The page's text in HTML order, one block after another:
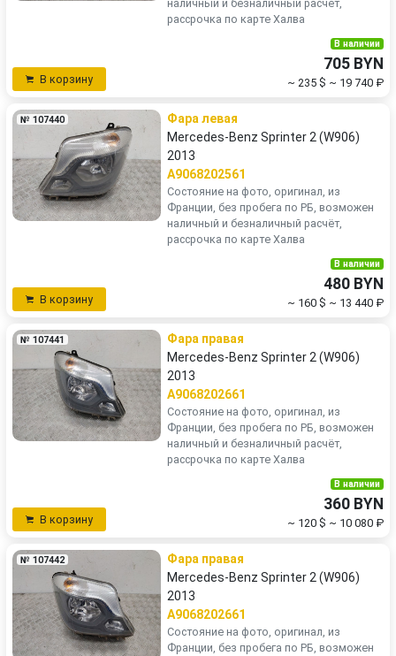
наличный и безналичный расчёт,
рассрочка по карте Халва
В корзину
В наличии
705 BYN
~ 235 $ ~ 19 740 ₽
№ 107440
Фара левая
Mercedes-Benz Sprinter 2 (W906)
2013
A9068202561
Состояние на фото, оригинал, из
Франции, без пробега по РБ, возможен
наличный и безналичный расчёт,
рассрочка по карте Халва
В корзину
В наличии
480 BYN
~ 160 $ ~ 13 440 ₽
№ 107441
Фара правая
Mercedes-Benz Sprinter 2 (W906)
2013
A9068202661
Состояние на фото, оригинал, из
Франции, без пробега по РБ, возможен
наличный и безналичный расчёт,
рассрочка по карте Халва
В корзину
В наличии
360 BYN
~ 120 $ ~ 10 080 ₽
№ 107442
Фара правая
Mercedes-Benz Sprinter 2 (W906)
2013
A9068202661
Состояние на фото, оригинал, из
Франции, без пробега по РБ, возможен